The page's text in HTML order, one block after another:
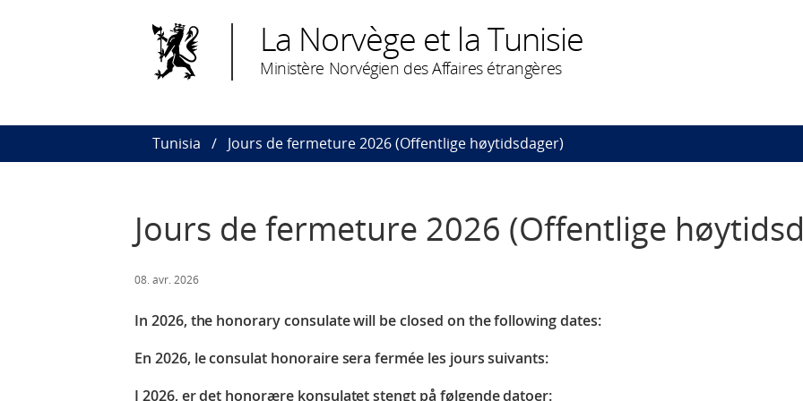
La Norvège et la Tunisie
Ministère Norvégien des Affaires étrangères
Tunisia Jours de fermeture 2026 (Offentlige høytidsdager)
Jours de fermeture 2026 (Offentlige
08. avr. 2026
In 2026, the honorary consulate will be closed on the following dates:
En 2026, le consulat honoraire sera fermée les jours suivants:
I 2026, er det honorære konsulatet stengt på følgende datoer: